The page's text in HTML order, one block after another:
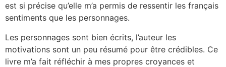
est si précise qu’elle m’a permis de ressentir les français
sentiments que les personnages.
Les personnages sont bien écrits, l’auteur les
motivations sont un peu résumé pour être crédibles. Ce
livre m’a fait réfléchir à mes propres croyances et